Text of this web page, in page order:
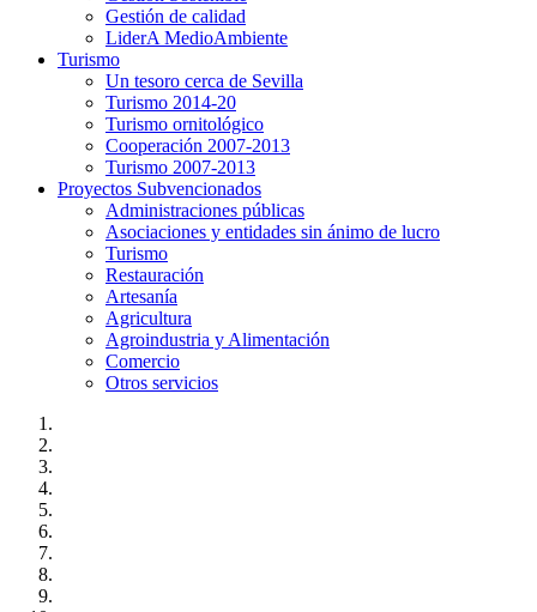
Gestión de calidad
LiderA MedioAmbiente
Turismo
Un tesoro cerca de Sevilla
Turismo 2014-20
Turismo ornitológico
Cooperación 2007-2013
Turismo 2007-2013
Proyectos Subvencionados
Administraciones públicas
Asociaciones y entidades sin ánimo de lucro
Turismo
Restauración
Artesanía
Agricultura
Agroindustria y Alimentación
Comercio
Otros servicios